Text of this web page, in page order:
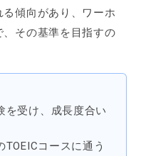
傾向があり、ワーホ
その基準を目指すの
を受け、成長度合い
TOEICコースに通う